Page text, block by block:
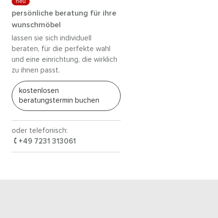
neu
persönliche beratung für ihre
wunschmöbel
lassen sie sich individuell
beraten, für die perfekte wahl
und eine einrichtung, die wirklich
zu ihnen passt.
kostenlosen
beratungstermin buchen
oder telefonisch:
+49 7231 313061